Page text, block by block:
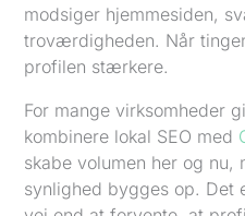
modsiger hjemmesiden,
troværdigheden. Når
profilen stærkere.
For mange virksomheder
kombinere lokal SEO med
skabe volumen her og nu,
synlighed bygges op. Det